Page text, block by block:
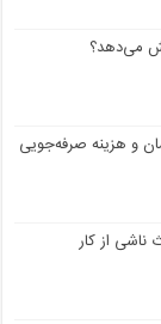
می‌دهد؟
و هزینه صرفه‌جویی
از کار